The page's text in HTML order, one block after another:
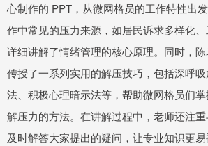
心制作的 PPT，从微网格员的工作特性出
作中常见的压力来源，如居民诉求多样化
详细讲解了情绪管理的核心原理。同时，陈
传授了一系列实用的解压技巧，包括深呼
法、积极心理暗示法等，帮助微网格员们
解压力的方法。在讲解过程中，老师还注重
及时解答大家提出的疑问，让专业知识更易